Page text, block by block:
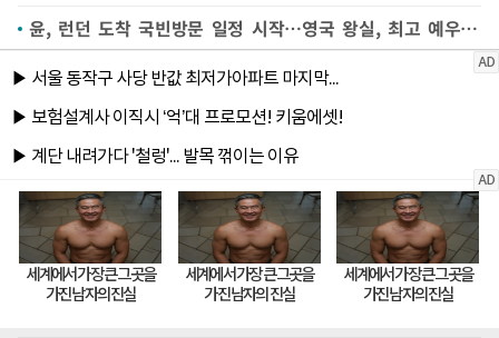
윤, 런던 도착 국빈방문 일정 시작…영국 왕실, 최고 예우로 준비